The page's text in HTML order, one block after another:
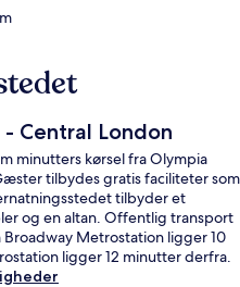
- Central London
minutters kørsel fra Olympia
tilbydes gratis faciliteter som
tilbyder et
og en altan. Offentlig transport
Metrostation ligger 10
ligger 12 minutter derfra.